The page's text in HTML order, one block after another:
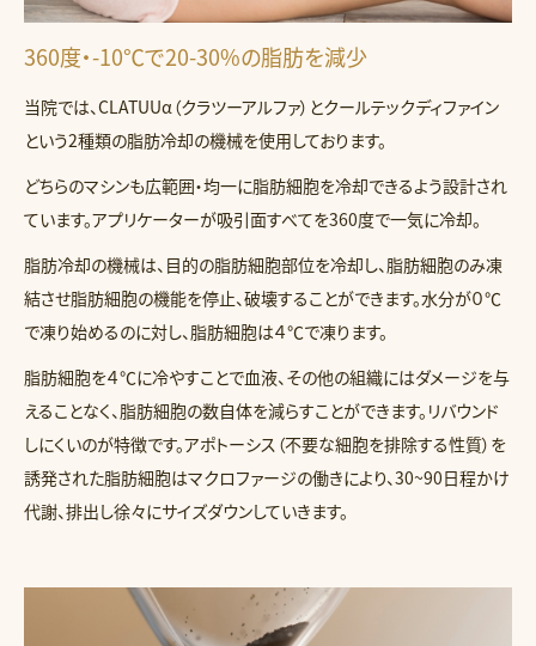
360度・-10℃で20-30%の脂肪を減少
当院では、CLATUUα（クラツーアルファ）とクールテックディファイン
という2種類の脂肪冷却の機械を使用しております。
どちらのマシンも広範囲・均一に脂肪細胞を冷却できるよう設計され
ています。アプリケーターが吸引面すべてを360度で一気に冷却。
脂肪冷却の機械は、目的の脂肪細胞部位を冷却し、脂肪細胞のみ凍
結させ脂肪細胞の機能を停止、破壊することができます。水分が０℃
で凍り始めるのに対し、脂肪細胞は４℃で凍ります。
脂肪細胞を４℃に冷やすことで血液、その他の組織にはダメージを与
えることなく、脂肪細胞の数自体を減らすことができます。リバウンド
しにくいのが特徴です。アポトーシス（不要な細胞を排除する性質）を
誘発された脂肪細胞はマクロファージの働きにより、30~90日程かけ
代謝、排出し徐々にサイズダウンしていきます。